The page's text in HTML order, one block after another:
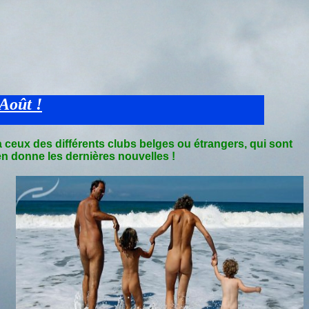
ceux des différents clubs belges ou étrangers, qui sont
donne les dernières nouvelles !